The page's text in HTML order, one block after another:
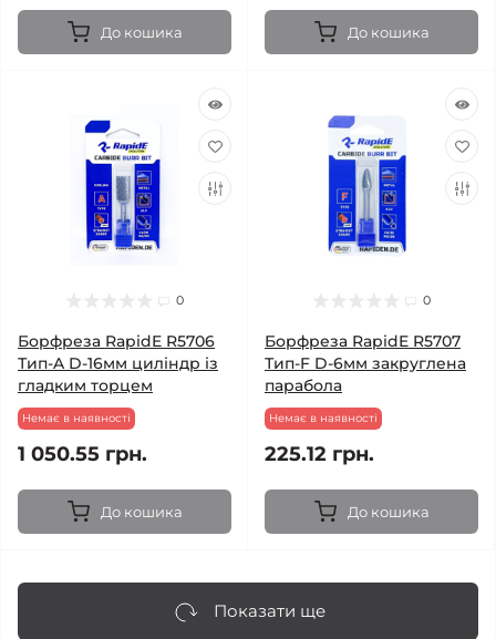
До кошика До кошика
0
Борфреза RapidE R5706
Тип-A D-16мм циліндр із
гладким торцем
Немає в наявності
1 050.55 грн.
До кошика
0
Борфреза RapidE R5707
Тип-F D-6мм закруглена
парабола
Немає в наявності
225.12 грн.
До кошика
Показати ще